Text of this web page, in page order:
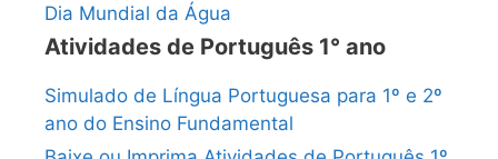
Dia Mundial da Água
Atividades de Português 1° ano
Simulado de Língua Portuguesa para 1º e 2º
ano do Ensino Fundamental